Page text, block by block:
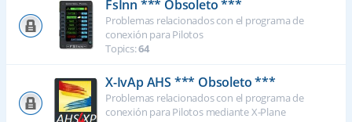
FsInn *** Obsoleto ***
Problemas relacionados con el programa de
conexión para Pilotos
Topics:64
X-IvAp AHS *** Obsoleto ***
Problemas relacionados con el programa de
conexión para Pilotos mediante X-Plane